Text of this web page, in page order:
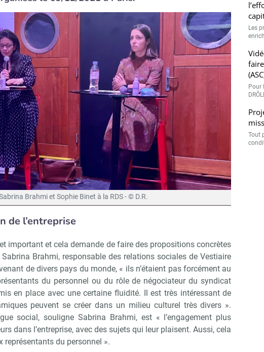
Brahmi et Sophie Binet à la RDS - © D.R.
de l’entreprise
important et cela demande de faire des propositions concrètes
Brahmi, responsable des relations sociales de Vestiaire
de divers pays du monde, « ils n’étaient pas forcément au
du personnel ou du rôle de négociateur du syndicat
en place avec une certaine fluidité. Il est très intéressant de
peuvent se créer dans un milieu culturel très divers ».
social, souligne Sabrina Brahmi, est « l’engagement plus
dans l’entreprise, avec des sujets qui leur plaisent. Aussi, cela
représentants du personnel ».
Les
Pour
Tout